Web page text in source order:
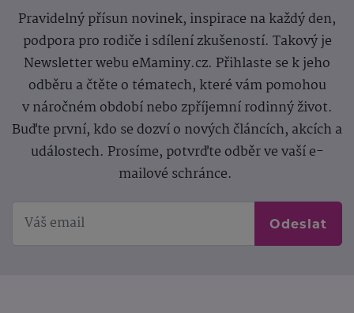
Pravidelný přísun novinek, inspirace na každý den,
podpora pro rodiče i sdílení zkušeností. Takový je
Newsletter webu eMaminy.cz. Přihlaste se k jeho
odběru a čtěte o tématech, které vám pomohou
v náročném období nebo zpříjemní rodinný život.
Buďte první, kdo se dozví o nových článcích, akcích a
událostech. Prosíme, potvrďte odběr ve vaší e-
mailové schránce.
Odeslat